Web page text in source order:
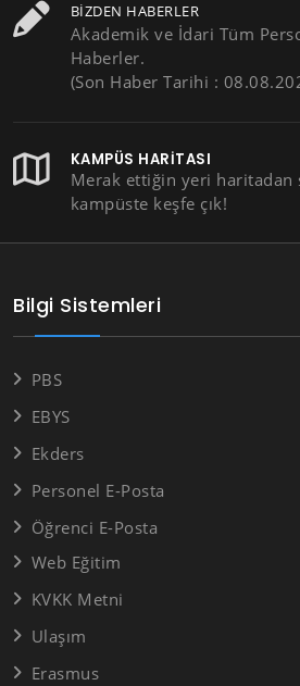
BIZDEN HABERLER
Akademik ve İdari Tüm
Haberler.
(Son Haber Tarihi :
KAMPÜS HARITASI
Merak ettiğin yeri haritadan
kampüste keşfe çık!
Bilgi Sistemleri
PBS
EBYS
Ekders
Personel E-Posta
Öğrenci E-Posta
Web Eğitim
KVKK Metni
Ulaşım
Erasmus